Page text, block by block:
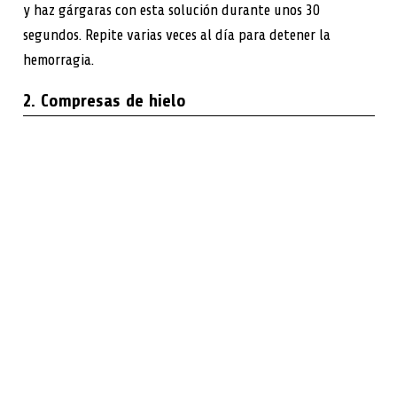
y haz gárgaras con esta solución durante unos 30
segundos. Repite varias veces al día para detener la
hemorragia.
2. Compresas de hielo